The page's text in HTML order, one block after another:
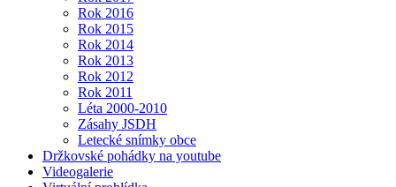
Rok 2016
Rok 2015
Rok 2014
Rok 2013
Rok 2012
Rok 2011
Léta 2000-2010
Zásahy JSDH
Letecké snímky obce
Držkovské pohádky na youtube
Videogalerie